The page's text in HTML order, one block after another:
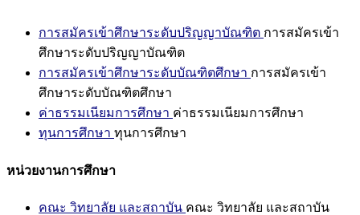
การสมัครเข้าศึกษาระดับปริญญาบัณฑิต การสมัครเข้า
ศึกษาระดับปริญญาบัณฑิต
การสมัครเข้าศึกษาระดับบัณฑิตศึกษา การสมัครเข้า
ศึกษาระดับบัณฑิตศึกษา
ค่าธรรมเนียมการศึกษา ค่าธรรมเนียมการศึกษา
ทุนการศึกษา ทุนการศึกษา
หน่วยงานการศึกษา
คณะ วิทยาลัย และสถาบัน คณะ วิทยาลัย และสถาบัน